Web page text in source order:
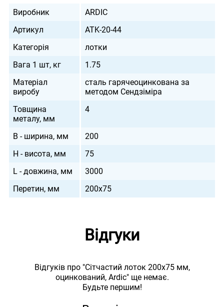
Виробник
ARDIC
Артикул
ATK-20-44
Категорія
лотки
Вага 1 шт, кг
1.75
Матеріал
виробу
сталь гарячеоцинкована за
методом Сендзіміра
Товщина
металу, мм
4
B - ширина, мм
200
H - висота, мм
75
L - довжина, мм
3000
Перетин, мм
200х75
Відгуки
Відгуків про "Сітчастий лоток 200х75 мм,
оцинкований, Ardic" ще немає.
Будьте першим!